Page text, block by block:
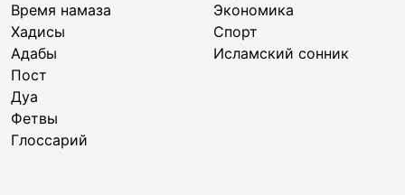
Время намаза
Хадисы
Адабы
Пост
Дуа
Фетвы
Глоссарий
Экономика
Спорт
Исламский сонник